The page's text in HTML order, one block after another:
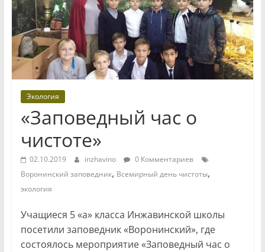
Экология
«Заповедный час о
чистоте»
02.10.2019 inzhavino
0 Комментариев
Воронинский заповедник, Всемирный день чистоты,
экология
Учащиеся 5 «а» класса Инжавинской школы
посетили заповедник «Воронинский», где
состоялось мероприятие «Заповедный час о